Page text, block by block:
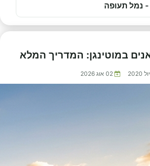
- נמל תעופה
במוטינגן: המדריך המלא
02 אוג 2026